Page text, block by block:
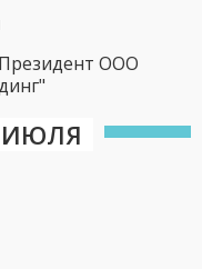
ООО
ИЮЛЯ